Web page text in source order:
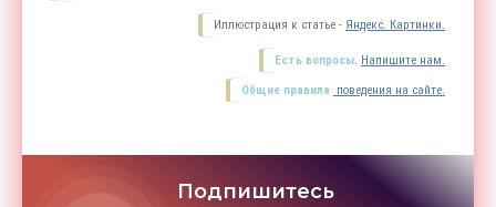
Иллюстрация к статье - Яндекс. Картинки.
Есть вопросы. Напишите нам.
Общие правила поведения на сайте.
Подпишитесь